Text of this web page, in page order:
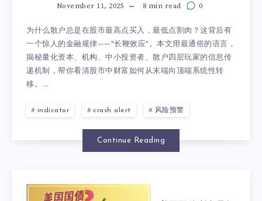
November 11, 2025 8 min read 0
为什么散户总是在股市最高点买入，最低点割肉？这背后有
一个惊人的金融规律——"长鞭效应"。本文用最通俗的语言，
揭秘量化资本、机构、中小投资者、散户四层玩家的信息传
递机制，帮你看清股市中财富如何从末端向顶端系统性转
移。...
indicator crash alert 风险预警
Continue Reading